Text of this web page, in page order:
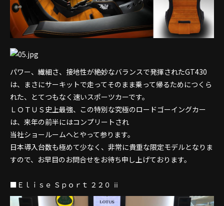
パワー、繊細さ、接地性が絶妙なバランスで発揮されたGT430
は、まさにサーキットで走ってそのまま乗って帰るためにつくら
れた、とてつもなく速いスポーツカーです。
ＬＯＴＵＳ史上最強、この特別な究極のロードゴーイングカー
は、来年の前半にはコンプリートされ
当社ショールームへとやって参ります。
日本導入台数も極めて少なく、非常に貴重な限定モデルとなりま
すので、お早目のお問合せをお待ち申し上げております。
■Ｅｌｉｓｅ Ｓｐｏｒｔ ２２０ ⅱ